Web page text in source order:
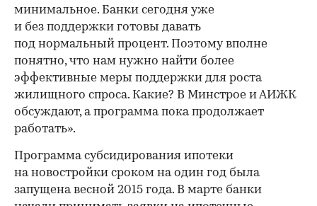
минимальное. Банки сегодня уже
и без поддержки готовы давать
под нормальный процент. Поэтому вполне
понятно, что нам нужно найти более
эффективные меры поддержки для роста
жилищного спроса. Какие? В Минстрое и АИЖК
обсуждают, а программа пока продолжает
работать».
Программа субсидирования ипотеки
на новостройки сроком на один год была
запущена весной 2015 года. В марте банки